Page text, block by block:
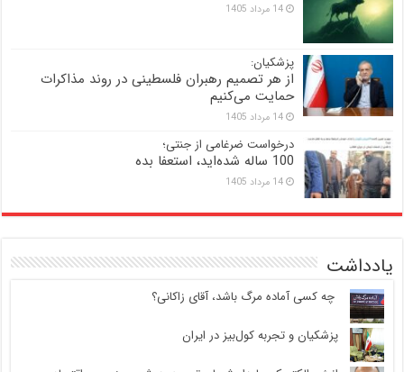
14 مرداد 1405
پزشکیان:
از هر تصمیم رهبران فلسطینی در روند مذاکرات
حمایت می‌کنیم
14 مرداد 1405
درخواست ضرغامی از جنتی؛
100 ساله شده‌اید، استعفا بده
14 مرداد 1405
یادداشت
‍ چه کسی آماده مرگ باشد، آقای زاکانی؟
پزشکیان و تجربه کول‌بیز در ایران